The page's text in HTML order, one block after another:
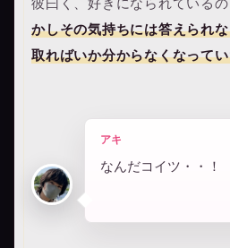
かしその気持ちには答えられ
取ればいか分からなくなって
アキ
なんだコイツ・・！